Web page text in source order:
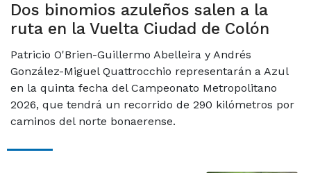
Dos binomios azuleños salen a la
ruta en la Vuelta Ciudad de Colón
Patricio O'Brien-Guillermo Abelleira y Andrés
González-Miguel Quattrocchio representarán a Azul
en la quinta fecha del Campeonato Metropolitano
2026, que tendrá un recorrido de 290 kilómetros por
caminos del norte bonaerense.